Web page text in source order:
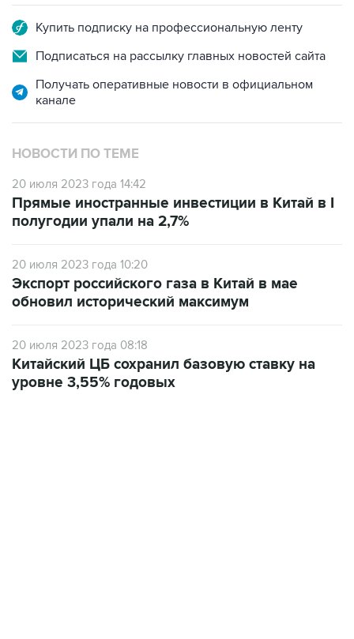
Купить подписку на профессиональную ленту
Подписаться на рассылку главных новостей сайта
Получать оперативные новости в официальном
канале
НОВОСТИ ПО ТЕМЕ
20 июля 2023 года 14:42
Прямые иностранные инвестиции в Китай в I
полугодии упали на 2,7%
20 июля 2023 года 10:20
Экспорт российского газа в Китай в мае
обновил исторический максимум
20 июля 2023 года 08:18
Китайский ЦБ сохранил базовую ставку на
уровне 3,55% годовых